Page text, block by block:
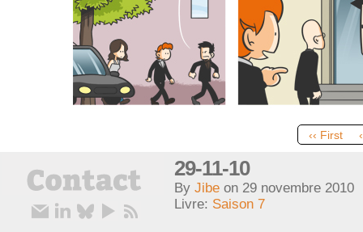
‹‹ First
29-11-10
By Jibe on 29 novembre 2010
Livre: Saison 7